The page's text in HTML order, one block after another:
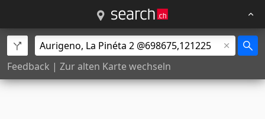
Feedback | Zur alten Karte wechseln